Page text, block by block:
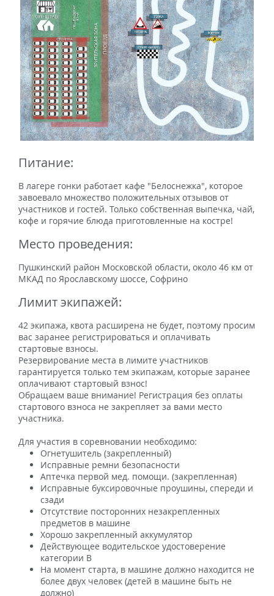
Питание:
В лагере гонки работает кафе "Белоснежка", которое
завоевало множество положительных отзывов от
участников и гостей. Только собственная выпечка, чай,
кофе и горячие блюда приготовленные на костре!
Место проведения:
Пушкинский район Московской области, около 46 км от
МКАД по Ярославскому шоссе, Софрино
Лимит экипажей:
42 экипажа, квота расширена не будет, поэтому просим
вас заранее регистрироваться и оплачивать
стартовые взносы.
Резервирование места в лимите участников
гарантируется только тем экипажам, которые заранее
оплачивают стартовый взнос!
Обращаем ваше внимание! Регистрация без оплаты
стартового взноса не закрепляет за вами место
участника.
Для участия в соревновании необходимо:
Огнетушитель (закрепленный)
Исправные ремни безопасности
Аптечка первой мед. помощи. (закрепленная)
Исправные буксировочные проушины, спереди и
сзади
Отсутствие посторонних незакрепленных
предметов в машине
Хорошо закрепленный аккумулятор
Действующее водительское удостоверение
категории В
На момент старта, в машине должно находится не
более двух человек (детей в машине быть не
должно)